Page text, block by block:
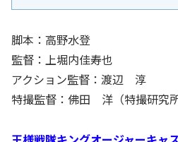
脚本：高野水登
監督：上堀内佳寿也
アクション監督：渡辺 淳
特撮監督：佛田 洋（特撮研究所